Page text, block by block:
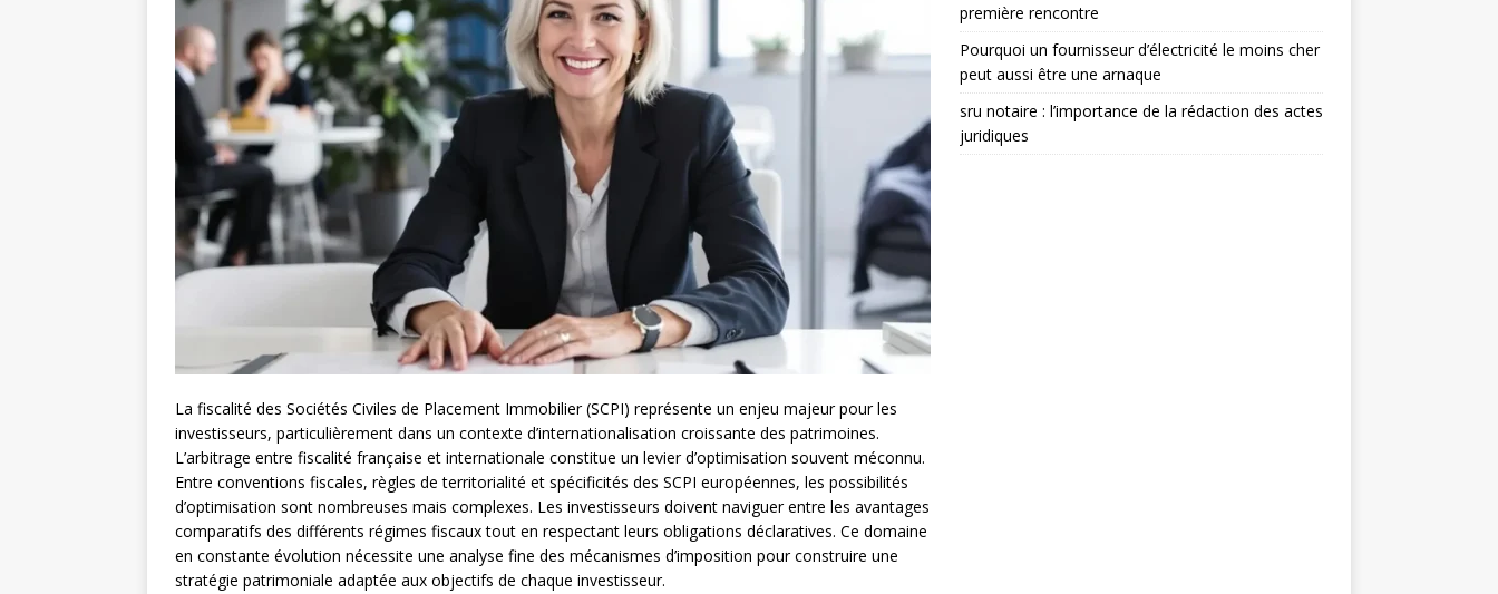
La fiscalité des Sociétés Civiles de Placement Immobilier (SCPI) représente un enjeu majeur pour les
investisseurs, particulièrement dans un contexte d’internationalisation croissante des patrimoines.
L’arbitrage entre fiscalité française et internationale constitue un levier d’optimisation souvent méconnu.
Entre conventions fiscales, règles de territorialité et spécificités des SCPI européennes, les possibilités
d’optimisation sont nombreuses mais complexes. Les investisseurs doivent naviguer entre les avantages
comparatifs des différents régimes fiscaux tout en respectant leurs obligations déclaratives. Ce domaine
en constante évolution nécessite une analyse fine des mécanismes d’imposition pour construire une
stratégie patrimoniale adaptée aux objectifs de chaque investisseur.
première rencontre
Pourquoi un fournisseur d’électricité le moins cher
peut aussi être une arnaque
sru notaire : l’importance de la rédaction des actes
juridiques